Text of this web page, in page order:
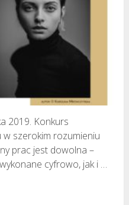
2019. Konkurs
szerokim rozumieniu
prac jest dowolna –
cyfrowo, jak i …